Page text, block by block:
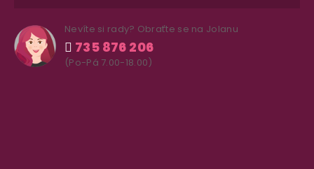
Nevíte si rady? Obraťte se na Jolanu
735 876 206
(Po-Pá 7.00-18.00)